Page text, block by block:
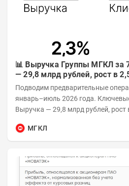
📊 Выручка Группы МГКЛ за
— 29,8 млрд рублей, рост в
Подводим предварительные
январь–июль 2026 года. Ключевые показатели: 💰
Выручка — 29,8 млрд рублей, рост в 2,5 раза к прошлому
МГКЛ